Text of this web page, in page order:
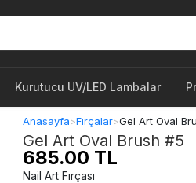
Kurutucu UV/LED Lambalar
Anasayfa>Fırçalar>Gel Art Oval
Gel Art Oval Brush #5
685.00 TL
Nail Art Fırçası